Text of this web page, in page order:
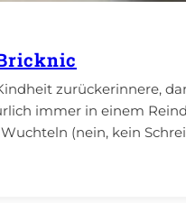
zurückerinnere,
immer in einem
(nein, kein